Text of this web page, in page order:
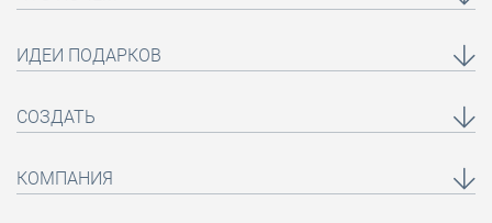
ИДЕИ ПОДАРКОВ
СОЗДАТЬ
КОМПАНИЯ